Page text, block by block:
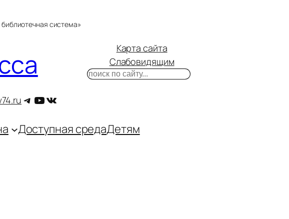
система»
Telegram
YouTube
ВКонтакте
Карта сайта
Слабовидящим
Поиск
Доступная средаДетям